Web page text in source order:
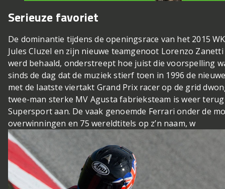
Serieuze favoriet
De dominantie tijdens de openingsrace van het 2015
Jules Cluzel en zijn nieuwe teamgenoot Lorenzo
werd behaald, onderstreept hoe juist die voorspelling
sinds de dag dat de muziek stierf toen in 1996 de
met de laatste viertakt Grand Prix racer op de grid
twee-man sterke MV Agusta fabrieksteam is weer
Supersport aan. De vaak genoemde Ferrari onder de
overwinningen en 75 wereldtitels op z’n naam, w